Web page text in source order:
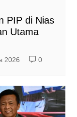
PIP di Nias
Utama
2026 0